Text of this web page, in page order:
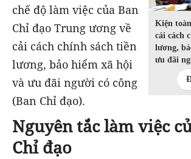
Kiện
cải cách
lương,
ưu đãi
chế độ làm việc của Ban
Chỉ đạo Trung ương về
cải cách chính sách tiền
lương, bảo hiểm xã hội
và ưu đãi người có công
(Ban Chỉ đạo).
Nguyên tắc làm việc
Chỉ đạo